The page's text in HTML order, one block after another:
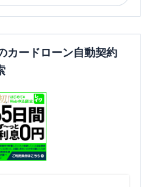
カードローン自動契約